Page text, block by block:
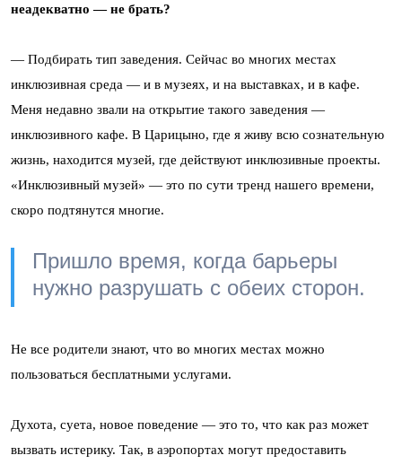
неадекватно — не брать?
— Подбирать тип заведения. Сейчас во многих местах
инклюзивная среда — и в музеях, и на выставках, и в кафе.
Меня недавно звали на открытие такого заведения —
инклюзивного кафе. В Царицыно, где я живу всю сознательную
жизнь, находится музей, где действуют инклюзивные проекты.
«Инклюзивный музей» — это по сути тренд нашего времени,
скоро подтянутся многие.
Пришло время, когда барьеры
нужно разрушать с обеих сторон.
Не все родители знают, что во многих местах можно
пользоваться бесплатными услугами.
Духота, суета, новое поведение — это то, что как раз может
вызвать истерику. Так, в аэропортах могут предоставить